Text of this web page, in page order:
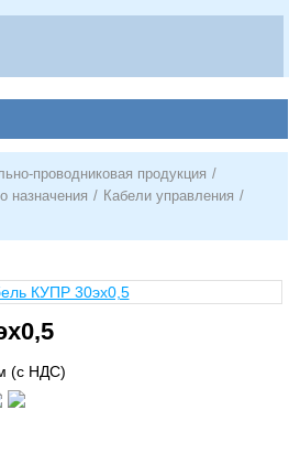
проводниковая продукция /
назначения / Кабели управления /
(с НДС)